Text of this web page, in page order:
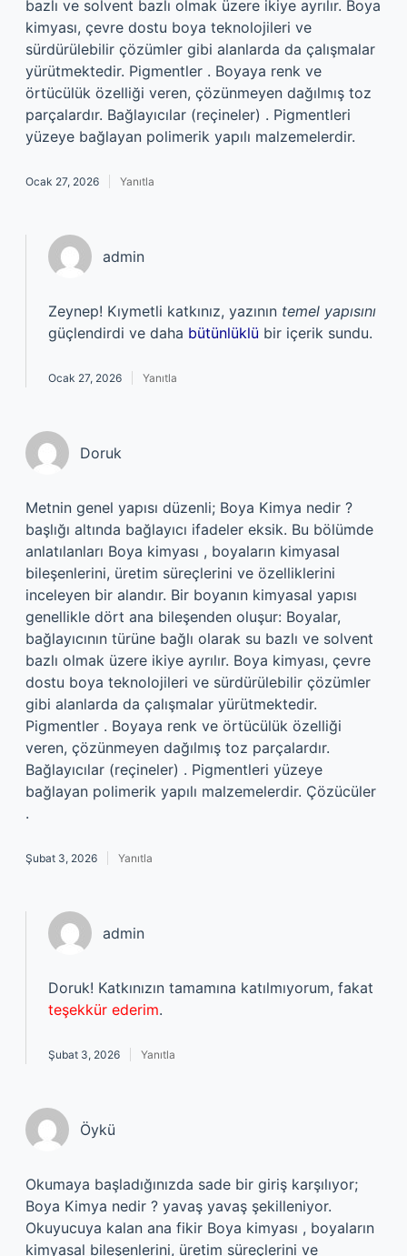
bazlı ve solvent bazlı olmak üzere ikiye ayrılır. Boya
kimyası, çevre dostu boya teknolojileri ve
sürdürülebilir çözümler gibi alanlarda da çalışmalar
yürütmektedir. Pigmentler . Boyaya renk ve
örtücülük özelliği veren, çözünmeyen dağılmış toz
parçalardır. Bağlayıcılar (reçineler) . Pigmentleri
yüzeye bağlayan polimerik yapılı malzemelerdir.
Ocak 27, 2026 Yanıtla
admin
Zeynep! Kıymetli katkınız, yazının temel yapısını
güçlendirdi ve daha bütünlüklü bir içerik sundu.
Ocak 27, 2026 Yanıtla
Doruk
Metnin genel yapısı düzenli; Boya Kimya nedir ?
başlığı altında bağlayıcı ifadeler eksik. Bu bölümde
anlatılanları Boya kimyası , boyaların kimyasal
bileşenlerini, üretim süreçlerini ve özelliklerini
inceleyen bir alandır. Bir boyanın kimyasal yapısı
genellikle dört ana bileşenden oluşur: Boyalar,
bağlayıcının türüne bağlı olarak su bazlı ve solvent
bazlı olmak üzere ikiye ayrılır. Boya kimyası, çevre
dostu boya teknolojileri ve sürdürülebilir çözümler
gibi alanlarda da çalışmalar yürütmektedir.
Pigmentler . Boyaya renk ve örtücülük özelliği
veren, çözünmeyen dağılmış toz parçalardır.
Bağlayıcılar (reçineler) . Pigmentleri yüzeye
bağlayan polimerik yapılı malzemelerdir. Çözücüler
.
Şubat 3, 2026 Yanıtla
admin
Doruk! Katkınızın tamamına katılmıyorum, fakat
teşekkür ederim.
Şubat 3, 2026 Yanıtla
Öykü
Okumaya başladığınızda sade bir giriş karşılıyor;
Boya Kimya nedir ? yavaş yavaş şekilleniyor.
Okuyucuya kalan ana fikir Boya kimyası , boyaların
kimyasal bileşenlerini, üretim süreçlerini ve